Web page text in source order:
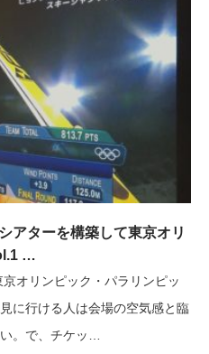
アターを構築して東京オリ
…
オリンピック・パラリンピッ
に行ける人は会場の空気感と臨
。で、チケッ…